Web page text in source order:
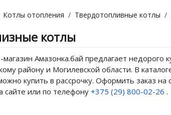
Котлы отопления / Твердотопливные котлы /
котлы
Амазонка.бай предлагает
району и Могилевской области. В
купить в рассрочку. Оформить заказ
сайте или по телефону +375 (29) 800-02-26 .